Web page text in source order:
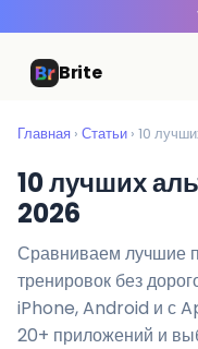
Brite
Главная › Статьи › 10
10 лучших
2026
Сравниваем лучшие
тренировок без
iPhone, Android и с
20+ приложений и